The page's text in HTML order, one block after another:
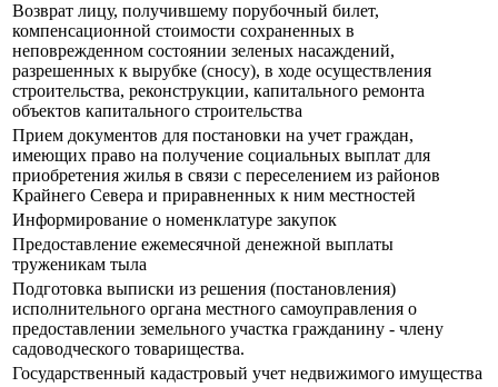
Возврат лицу, получившему порубочный билет,
компенсационной стоимости сохраненных в
неповрежденном состоянии зеленых насаждений,
разрешенных к вырубке (сносу), в ходе осуществления
строительства, реконструкции, капитального ремонта
объектов капитального строительства
Прием документов для постановки на учет граждан,
имеющих право на получение социальных выплат для
приобретения жилья в связи с переселением из районов
Крайнего Севера и приравненных к ним местностей
Информирование о номенклатуре закупок
Предоставление ежемесячной денежной выплаты
труженикам тыла
Подготовка выписки из решения (постановления)
исполнительного органа местного самоуправления о
предоставлении земельного участка гражданину - члену
садоводческого товарищества.
Государственный кадастровый учет недвижимого имущества